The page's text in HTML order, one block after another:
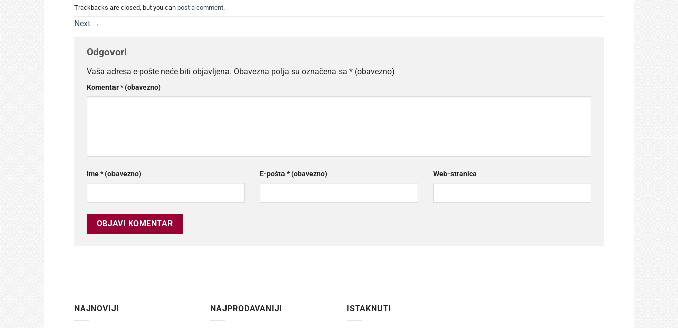
Trackbacks are closed, but you can post a comment.
Next →
Odgovori
Vaša adresa e-pošte neće biti objavljena. Obavezna polja su označena sa * (obavezno)
Komentar* (obavezno)
Ime* (obavezno) E-pošta* (obavezno) Web-stranica
NAJNOVIJI NAJPRODAVANIJI ISTAKNUTI